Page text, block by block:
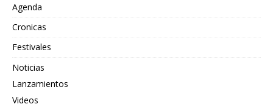
Agenda
Cronicas
Festivales
Noticias
Lanzamientos
Videos